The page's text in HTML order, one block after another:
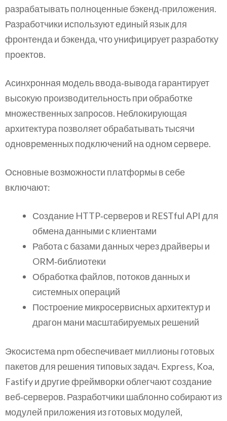
разрабатывать полноценные бэкенд‑приложения.
Разработчики используют единый язык для
фронтенда и бэкенда, что унифицирует разработку
проектов.
Асинхронная модель ввода‑вывода гарантирует
высокую производительность при обработке
множественных запросов. Неблокирующая
архитектура позволяет обрабатывать тысячи
одновременных подключений на одном сервере.
Основные возможности платформы в себе
включают:
Создание HTTP‑серверов и RESTful API для
обмена данными с клиентами
Работа с базами данных через драйверы и
ORM‑библиотеки
Обработка файлов, потоков данных и
системных операций
Построение микросервисных архитектур и
драгон мани масштабируемых решений
Экосистема npm обеспечивает миллионы готовых
пакетов для решения типовых задач. Express, Koa,
Fastify и другие фреймворки облегчают создание
веб‑серверов. Разработчики шаблонно собирают из
модулей приложения из готовых модулей,